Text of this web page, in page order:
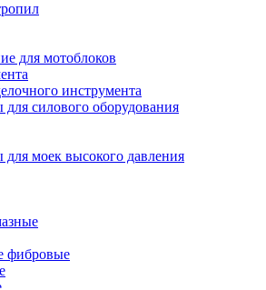
для мотоблоков
инструмента
силового оборудования
моек высокого давления
фибровые